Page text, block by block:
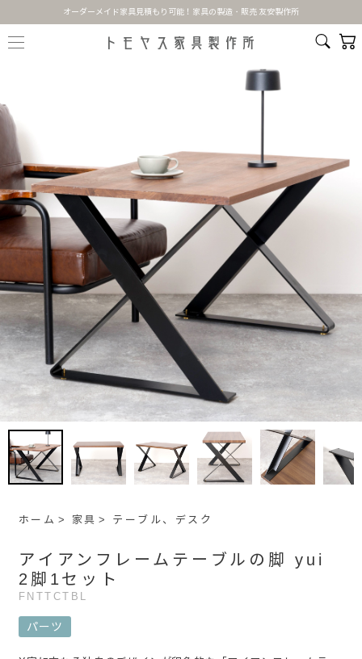
オーダーメイド家具見積もり可能！家具の製造・販売 友安製作所
ホーム 家具 テーブル、デスク
アイアンフレームテーブルの脚 yui
2脚1セット
FNTTCTBL
パーツ